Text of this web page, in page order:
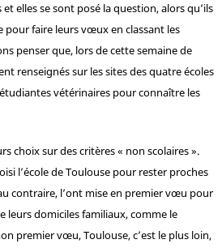
elles se sont posé la question, alors qu’ils
pour faire leurs vœux en classant les
penser que, lors de cette semaine de
renseignés sur les sites des quatre écoles
vétérinaires pour connaître les
choix sur des critères « non scolaires ».
l’école de Toulouse pour rester proches
contraire, l’ont mise en premier vœu pour
leurs domiciles familiaux, comme le
premier vœu, Toulouse, c’est le plus loin,